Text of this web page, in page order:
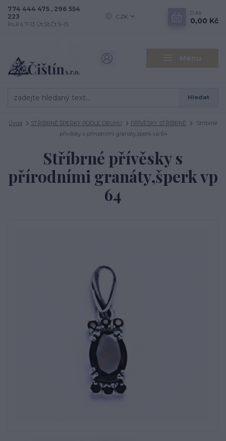
Menu
CZK
Hledat
774 444 475 , 296 554
223
Po,Pá 7-13 Út,St,Čt 9-15
0 ks
0,00 Kč
Úvod STŘÍBRNÉ ŠPERKY PODLE DRUHU PŘÍVĚSKY STŘÍBRNÉ
Stříbrné
přívěsky s přírodními granáty,šperk vp 64
Stříbrné přívěsky s
přírodními granáty,šperk vp
64